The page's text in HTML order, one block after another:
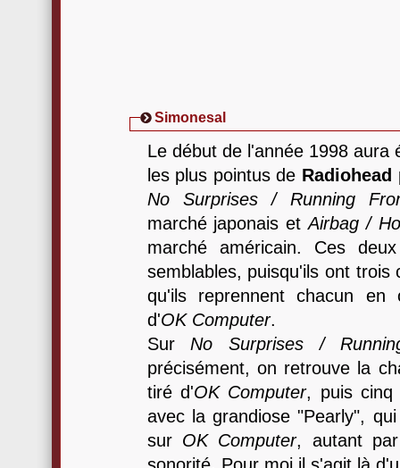
Simonesal
Le début de l'année 1998 aura
les plus pointus de Radiohead
No Surprises / Running
marché japonais etAirbag /
marché américain. Ces
semblables, puisqu'ils ont trois
qu'ils reprennent chacun en
d'OK Computer.
SurNo Surprises /
précisément, on retrouve la
tiré d'OK Computer, puis cinq
avec la grandiose "Pearly",
sur OK Computer, autant